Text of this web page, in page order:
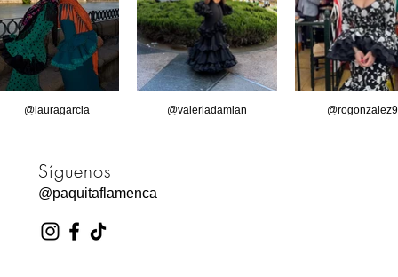
@lauragarcia @valeriadamian
Síguenos
@paquitaflamenca